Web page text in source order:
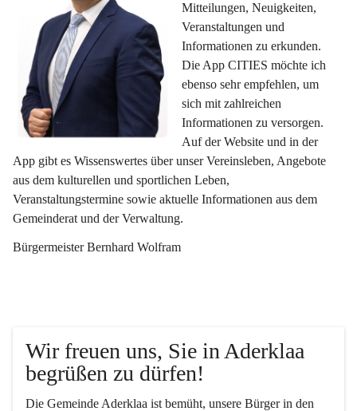
Mitteilungen, Neuigkeiten,
Veranstaltungen und
Informationen zu erkunden.
Die App CITIES möchte ich
ebenso sehr empfehlen, um
sich mit zahlreichen
Informationen zu versorgen.
Auf der Website und in der
App gibt es Wissenswertes über unser Vereinsleben, Angebote
aus dem kulturellen und sportlichen Leben,
Veranstaltungstermine sowie aktuelle Informationen aus dem
Gemeinderat und der Verwaltung.
Bürgermeister Bernhard Wolfram
Wir freuen uns, Sie in Aderklaa
begrüßen zu dürfen!
Die Gemeinde Aderklaa ist bemüht, unsere Bürger in den